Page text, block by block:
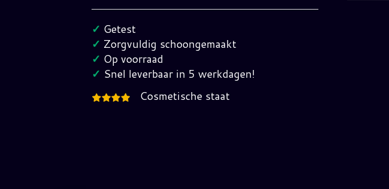
Kong
Country
GameBoy
Color
(EUR)
✓ Getest
✓ Zorgvuldig schoongemaakt
✓ Op voorraad
✓ Snel leverbaar in 5 werkdagen!
Cosmetische staat